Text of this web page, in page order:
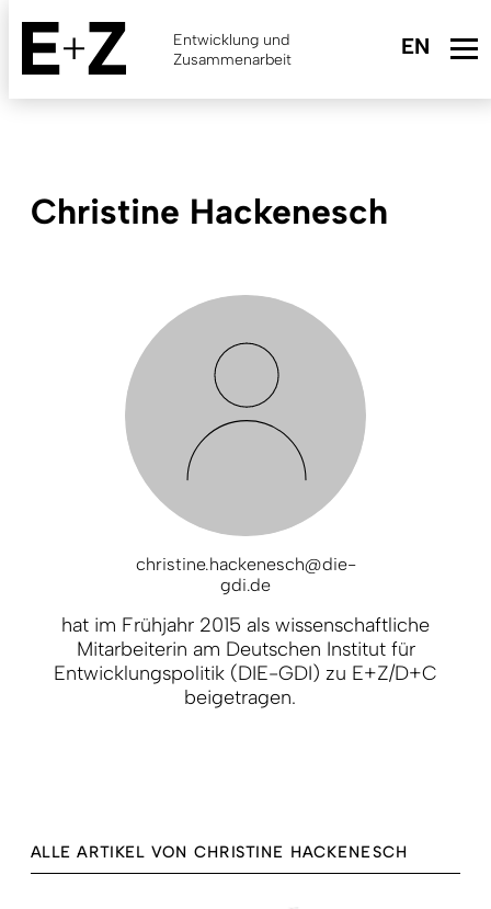
Skip
main
content
Entwicklung und
Zusammenarbeit
Christine Hackenesch
christine.hackenesch@die-
gdi.de
hat im Frühjahr 2015 als wissenschaftliche
Mitarbeiterin am Deutschen Institut für
Entwicklungspolitik (DIE-GDI) zu E+Z/D+C
beigetragen.
ALLE ARTIKEL VON CHRISTINE HACKENESCH